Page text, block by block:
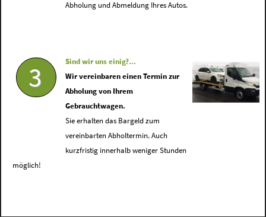
Abholung und Abmeldung Ihres Autos.
3
Sind wir uns einig?...
Wir vereinbaren einen Termin zur
Abholung von Ihrem
Gebrauchtwagen.
Sie erhalten das Bargeld zum
vereinbarten Abholtermin. Auch
kurzfristig innerhalb weniger Stunden
möglich!